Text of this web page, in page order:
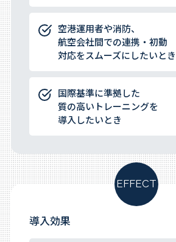
空港運用者や消防、
航空会社間での連携・初動
対応をスムーズにしたいとき
国際基準に準拠した
質の高いトレーニングを
導入したいとき
EFFECT
導入効果